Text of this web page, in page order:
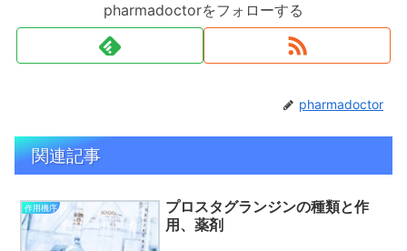
pharmadoctorをフォローする
pharmadoctor
関連記事
作用機序
プロスタグランジンの種類と作
用、薬剤